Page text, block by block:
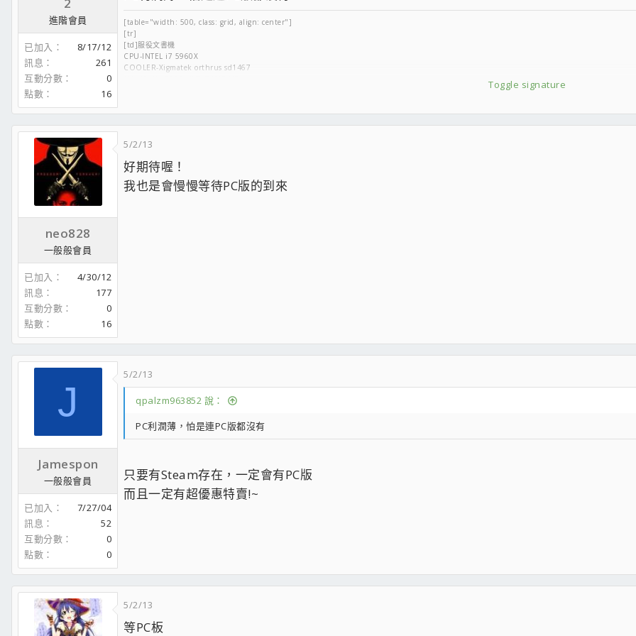
進階會員
已加入
8/17/12
訊息
261
互動分數
0
點數
16
Toggle signature
[table="width: 500, class: grid, align: center"]
[tr]
[td]服役文書機
CPU-INTEL i7 5960X
COOLER-Xigmatek orthrus sd1467
SSD-PLEXTOR M5PRO 256G*2(raid)
SSD-OCZ Vertex4 128G*2(raid)
VGA-GIGABYTE GTX TITAN X
VGA-MSI GTX TITAN X
POW-ENERMAX 白金冰核 1200W
CASE-SILVERSTONE FT04
MOUSE-Corsair Vengeance M65
[/td]
[/table]​
neo828
一般般會員
已加入
4/30/12
訊息
177
互動分數
0
點數
16
5/2/13
好期待喔！
我也是會慢慢等待PC版的到來
J
Jamespon
一般般會員
已加入
7/27/04
訊息
52
互動分數
0
點數
0
5/2/13
qpalzm963852 說：
PC利潤薄，怕是連PC版都沒有
只要有Steam存在，一定會有PC版
而且一定有超優惠特賣!~
5/2/13
等PC板